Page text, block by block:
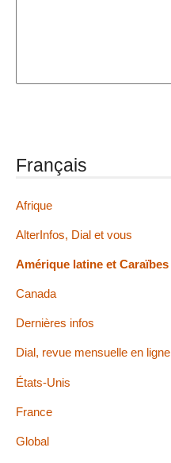
Français
Afrique
AlterInfos, Dial et vous
Amérique latine et Caraïbes
Canada
Dernières infos
Dial, revue mensuelle en ligne
États-Unis
France
Global